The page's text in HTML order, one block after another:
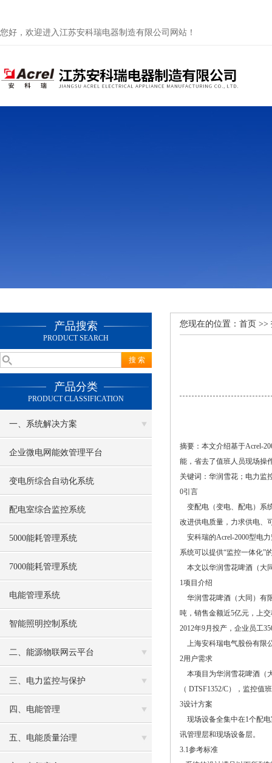
您好，欢迎进入江苏安科瑞电器制造有限公司网站！
产品搜索
PRODUCT SEARCH
产品分类
PRODUCT CLASSIFICATION
一、系统解决方案
企业微电网能效管理平台
变电所综合自动化系统
配电室综合监控系统
5000能耗管理系统
7000能耗管理系统
电能管理系统
智能照明控制系统
二、能源物联网云平台
三、电力监控与保护
四、电能管理
五、电能质量治理
您现在的位置： 首页 >>
摘要：本文介绍基于Acrel-
能，省去了值班人员现场操
关键词：华润雪花；电力监
0引言
变配电（变电、配电）系
改进供电质量，力求供电、
安科瑞的Acrel-2000型电
系统可以提供“监控一体化”
本文以华润雪花啤酒（大
1项目介绍
华润雪花啤酒（大同）有
吨，销售金额近5亿元，上
2012年9月投产，企业员工
上海安科瑞电气股份有限
2用户需求
本项目为华润雪花啤酒（
（ DTSF1352/C），监控
3设计方案
现场设备全集中在1个配电
讯管理层和现场设备层。
3.1参考标准